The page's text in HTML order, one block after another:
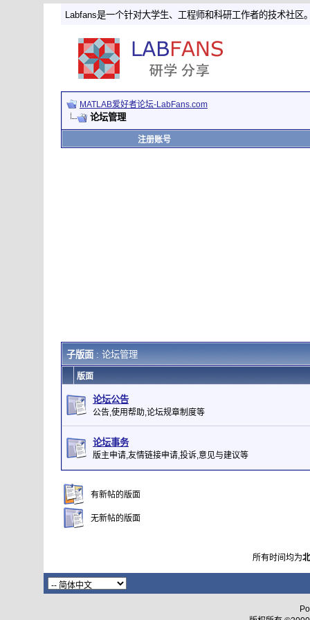
Labfans是一个针对大学生、工程师和科研工作者的技术社区
MATLAB爱好者论坛-LabFans.com
论坛管理
注册账号
子版面: 论坛管理
版面
论坛公告
公告,使用帮助,论坛规章制度等
论坛事务
版主申请,友情链接申请,投诉,意见与建议等
有新帖的版面
无新帖的版面
所有时间均为